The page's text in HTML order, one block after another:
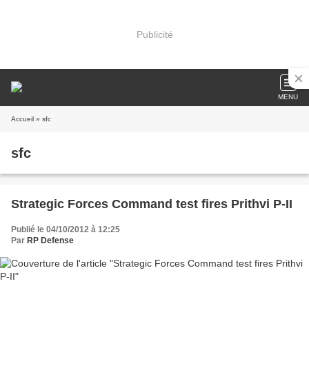
Publicité
MENU
Accueil » sfc
sfc
Strategic Forces Command test fires Prithvi P-II
Publié le 04/10/2012 à 12:25
Par RP Defense